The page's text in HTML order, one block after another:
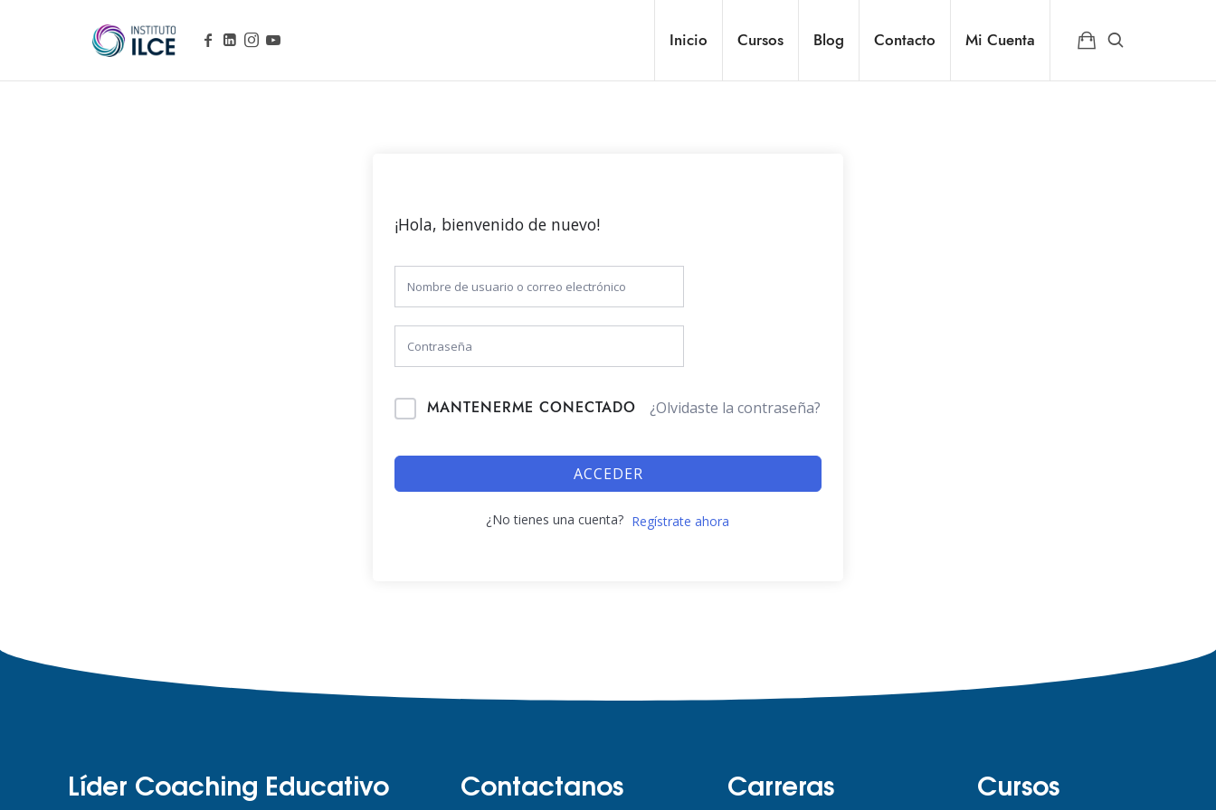
Inicio Cursos Blog Contacto Mi Cuenta
¡Hola, bienvenido de nuevo!
MANTENERME CONECTADO ¿Olvidaste la contraseña?
ACCEDER
¿No tienes una cuenta? Regístrate ahora
Líder Coaching Educativo Contactanos Carreras Cursos